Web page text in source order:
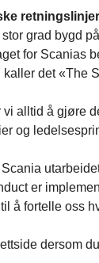
grad bygd
for Scanias
det «The
alltid å gjøre
og
Scania
er
å fortelle oss
dersom